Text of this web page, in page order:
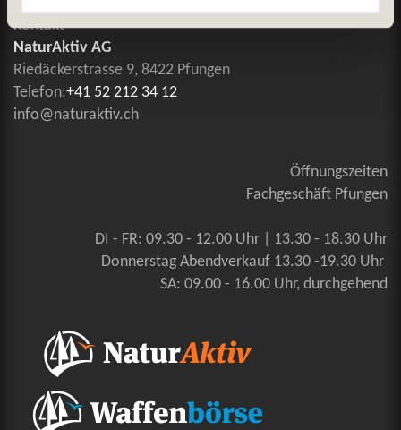
Kontakt
NaturAktiv AG
Riedäckerstrasse 9, 8422 Pfungen
Telefon:+41 52 212 34 12
info@naturaktiv.ch
Öffnungszeiten
Fachgeschäft Pfungen
DI - FR: 09.30 - 12.00 Uhr | 13.30 - 18.30 Uhr
Donnerstag Abendverkauf 13.30 -19.30 Uhr
SA: 09.00 - 16.00 Uhr, durchgehend